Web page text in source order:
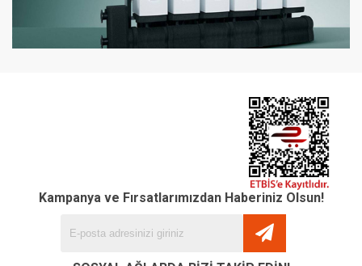
Kampanya ve Fırsatlarımızdan Haberiniz Olsun!